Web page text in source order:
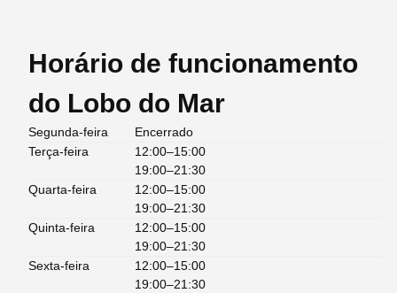
Horário de funcionamento
do Lobo do Mar
Segunda-feira
Encerrado
Terça-feira
12:00–15:00
19:00–21:30
Quarta-feira
12:00–15:00
19:00–21:30
Quinta-feira
12:00–15:00
19:00–21:30
Sexta-feira
12:00–15:00
19:00–21:30